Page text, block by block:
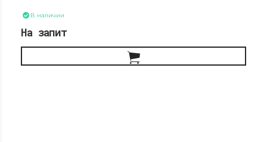
В наличии
На запит